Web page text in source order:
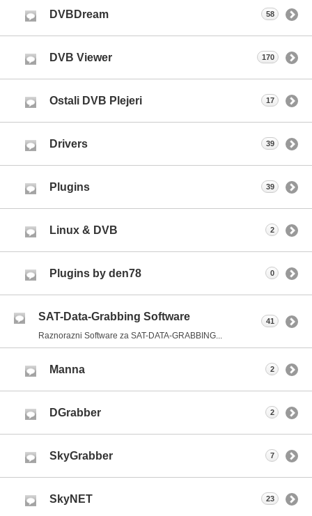
DVBDream 58
DVB Viewer 170
Ostali DVB Plejeri 17
Drivers 39
Plugins 39
Linux & DVB 2
Plugins by den78 0
SAT-Data-Grabbing Software
Raznorazni Software za SAT-DATA-GRABBING...
41
Manna 2
DGrabber 2
SkyGrabber 7
SkyNET 23